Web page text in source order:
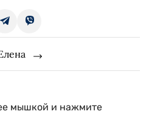
мышкой и нажмите